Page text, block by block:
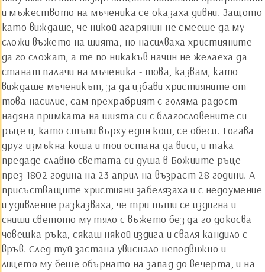
и мъжеството на мъченика се оказаха дивни. Защото
като виждаше, че никой агарянин не смееше да му
сложи въжето на шията, но насилваха християните
да го сложат, а те по никакъв начин не желаеха да
станат палачи на мъченика - това, казвам, като
виждаше мъченикът, за да избави християните от
това насилие, сам прехрабрият с голяма радост
надяна примката на шията си с благословените си
ръце и, като стъпи върху един кош, се обеси. Тогава
друг измъкна коша и той остана да виси, и така
предаде славно светата си душа в Божиите ръце
през 1802 година на 23 април на възраст 28 години. А
присъстващите християни забелязаха и с недоумение
и удивление разказваха, че три пъти се издигна и
сниши светото му тяло с въжето без да го докосва
човешка ръка, сякаш някой издига и сваля кандило с
връв. След туй застана увиснало неподвижно и
лицето му беше обърнато на запад до вечерта, и на